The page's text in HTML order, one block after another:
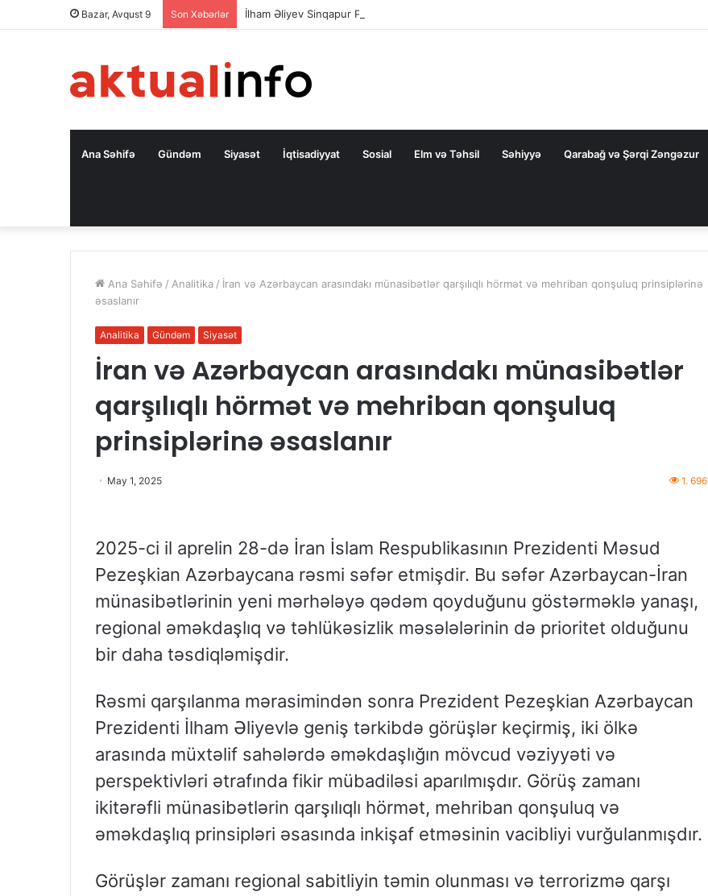
Bazar, Avqust 9 Son Xəbərlər İlham Əliyev Sinqapur Prezidentini təbrik etdi
Ana Səhifə Gündəm Siyasət İqtisadiyyat Sosial Elm və Təhsil Səhiyyə Qarabağ və Şərqi Zəngəzur
Ana Səhifə / Analitika / İran və Azərbaycan arasındakı münasibətlər qarşılıqlı hörmət və mehriban qonşuluq prinsiplərinə
əsaslanır
Analitika Gündəm Siyasət
İran və Azərbaycan arasındakı münasibətlər
qarşılıqlı hörmət və mehriban qonşuluq
prinsiplərinə əsaslanır
May 1, 2025 1. 696
2025-ci il aprelin 28-də İran İslam Respublikasının Prezidenti Məsud
Pezeşkian Azərbaycana rəsmi səfər etmişdir. Bu səfər Azərbaycan-İran
münasibətlərinin yeni mərhələyə qədəm qoyduğunu göstərməklə yanaşı,
regional əməkdaşlıq və təhlükəsizlik məsələlərinin də prioritet olduğunu
bir daha təsdiqləmişdir.
Rəsmi qarşılanma mərasimindən sonra Prezident Pezeşkian Azərbaycan
Prezidenti İlham Əliyevlə geniş tərkibdə görüşlər keçirmiş, iki ölkə
arasında müxtəlif sahələrdə əməkdaşlığın mövcud vəziyyəti və
perspektivləri ətrafında fikir mübadiləsi aparılmışdır. Görüş zamanı
ikitərəfli münasibətlərin qarşılıqlı hörmət, mehriban qonşuluq və
əməkdaşlıq prinsipləri əsasında inkişaf etməsinin vacibliyi vurğulanmışdır.
Görüşlər zamanı regional sabitliyin təmin olunması və terrorizmə qarşı